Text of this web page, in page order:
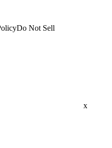
Do Not Sell
x